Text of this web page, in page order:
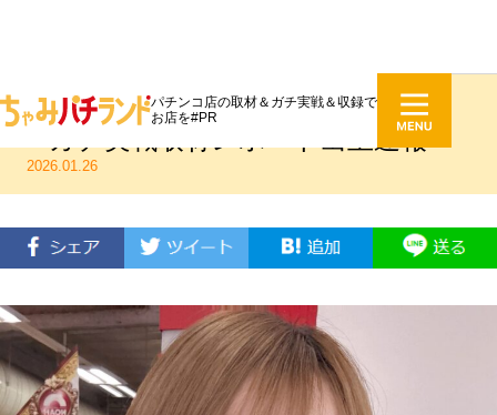
パチンコ店の取材＆ガチ実戦＆収録で
お店を#PR
ノア溝口店 にょむにょむ ジャグラ
ーガチ実戦取材レポート出玉速報
2026.01.26